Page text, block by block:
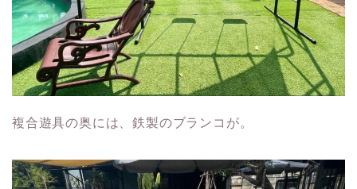
複合遊具の奥には、鉄製のブランコが。